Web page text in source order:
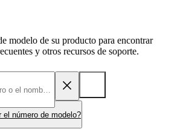
modelo de su producto para encontrar
y otros recursos de soporte.
el número de modelo?